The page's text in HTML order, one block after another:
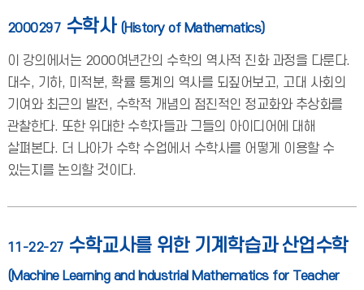
2000297 수학사 (History of Mathematics)
이 강의에서는 2000여년간의 수학의 역사적 진화 과정을 다룬다.
대수, 기하, 미적분, 확률 통계의 역사를 되짚어보고, 고대 사회의
기여와 최근의 발전, 수학적 개념의 점진적인 정교화와 추상화를
관찰한다. 또한 위대한 수학자들과 그들의 아이디어에 대해
살펴본다. 더 나아가 수학 수업에서 수학사를 어떻게 이용할 수
있는지를 논의할 것이다.
11-22-27 수학교사를 위한 기계학습과 산업수학
(Machine Learning and Industrial Mathematics for Teacher